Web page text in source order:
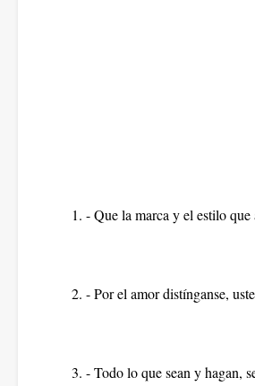
1. - Que la marca y el estilo
2. - Por el amor distínganse,
3. - Todo lo que sean y hagan,